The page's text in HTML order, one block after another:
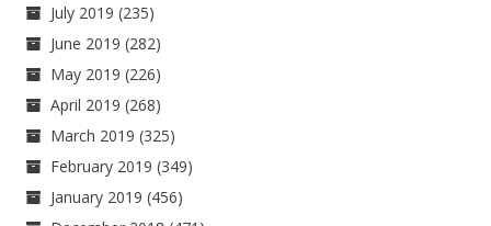
July 2019 (235)
June 2019 (282)
May 2019 (226)
April 2019 (268)
March 2019 (325)
February 2019 (349)
January 2019 (456)